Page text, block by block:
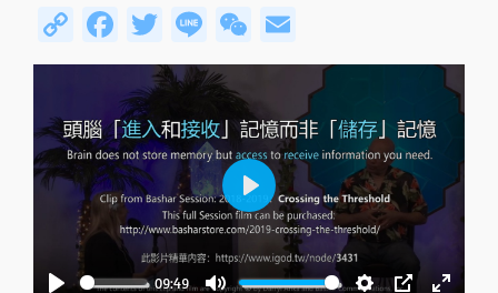
C
o
Li
n
k
Fa
ce
b
o
ok
T
wi
tt
er
Li
n
e
W
e
h
at
m
ail
09:49
P
l
a